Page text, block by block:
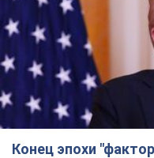
Конец эпохи